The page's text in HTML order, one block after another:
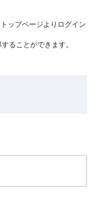
ップページよりログイン
ることができます。